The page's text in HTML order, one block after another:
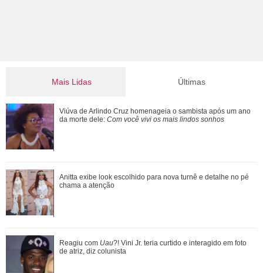
Reuters 3/27
E para apresentar a categoria de melhor ator coadjuvante, o
Mais Lidas
Bruna Marquezine e Shawn Mendes vivem momento
especial em projeto social durante aniversário...
Bruna Marquezine, Camila Cabello, Hailey Bieber...
Relembre os amores - e affairs - de Shawn ...
Preta Gil, Rita Lee, Paulo Gustavo... Saiba onde estão as
cinzas dos famosos
Últimas
Viúva de Arlindo Cruz homenageia o sambista após um ano
da morte dele: Com você vivi os mais lindos sonhos
Anitta exibe look escolhido para nova turnê e detalhe no pé
chama a atenção
Reagiu com Uau?! Vini Jr. teria curtido e interagido em foto
de atriz, diz colunista